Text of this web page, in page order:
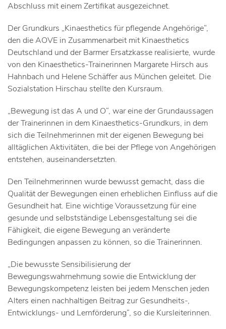
Abschluss mit einem Zertifikat ausgezeichnet.
Der Grundkurs „Kinaesthetics für pflegende Angehörige“,
den die AOVE in Zusammenarbeit mit Kinaesthetics
Deutschland und der Barmer Ersatzkasse realisierte, wurde
von den Kinaesthetics-Trainerinnen Margarete Hirsch aus
Hahnbach und Helene Schäffer aus München geleitet. Die
Sozialstation Hirschau stellte den Kursraum.
„Bewegung ist das A und O“, war eine der Grundaussagen
der Trainerinnen in dem Kinaesthetics-Grundkurs, in dem
sich die Teilnehmerinnen mit der eigenen Bewegung bei
alltäglichen Aktivitäten, die bei der Pflege von Angehörigen
entstehen, auseinandersetzten.
Den Teilnehmerinnen wurde bewusst gemacht, dass die
Qualität der Bewegungen einen erheblichen Einfluss auf die
Gesundheit hat. Eine wichtige Voraussetzung für eine
gesunde und selbstständige Lebensgestaltung sei die
Fähigkeit, die eigene Bewegung an veränderte
Bedingungen anpassen zu können, so die Trainerinnen.
„Die bewusste Sensibilisierung der
Bewegungswahrnehmung sowie die Entwicklung der
Bewegungskompetenz leisten bei jedem Menschen jeden
Alters einen nachhaltigen Beitrag zur Gesundheits-,
Entwicklungs- und Lernförderung“, so die Kursleiterinnen.